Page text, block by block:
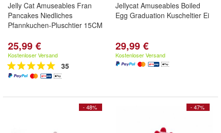
Jelly Cat Amuseables Fran
Pancakes Niedliches
Pfannkuchen-Pluschtier 15CM
25,99 €
Kostenloser Versand
35
Jellycat Amuseables Boiled
Egg Graduation Kuscheltier Ei
29,99 €
Kostenloser Versand
- 48% - 47%